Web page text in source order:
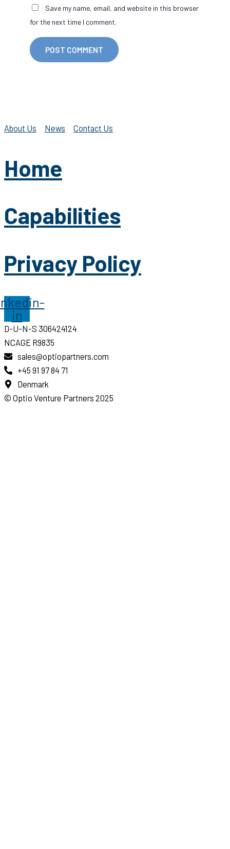
Save my name, email, and website in this browser
for the next time I comment.
About Us News Contact Us
Home
Capabilities
Privacy Policy
in
D-U-N-S 306424124
NCAGE R9835
sales@optiopartners.com
+45 91 97 84 71
Denmark
© Optio Venture Partners 2025